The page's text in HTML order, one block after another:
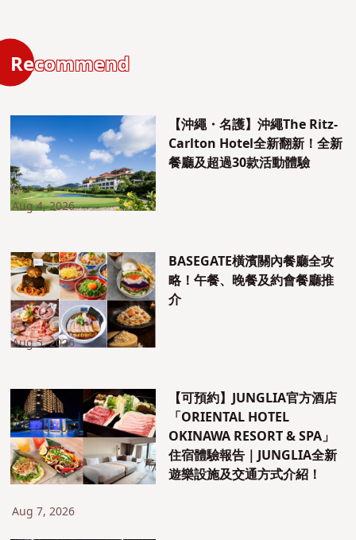
Recommend
【沖繩・名護】沖繩The Ritz-
Carlton Hotel全新翻新！全新
餐廳及超過30款活動體驗
Aug 4, 2026
BASEGATE橫濱關內餐廳全攻
略！午餐、晚餐及約會餐廳推
介
Aug 5, 2026
【可預約】JUNGLIA官方酒店
「ORIENTAL HOTEL
OKINAWA RESORT & SPA」
住宿體驗報告｜JUNGLIA全新
遊樂設施及交通方式介紹！
Aug 7, 2026